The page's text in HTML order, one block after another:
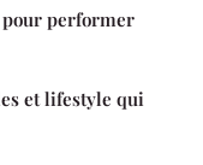
pour performer
et lifestyle qui